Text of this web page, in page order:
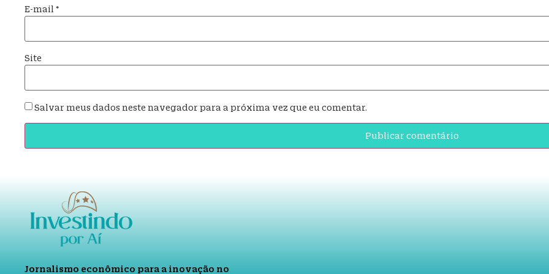
E-mail *
Site
Salvar meus dados neste navegador para a próxima vez que eu comentar.
Jornalismo econômico para a inovação no